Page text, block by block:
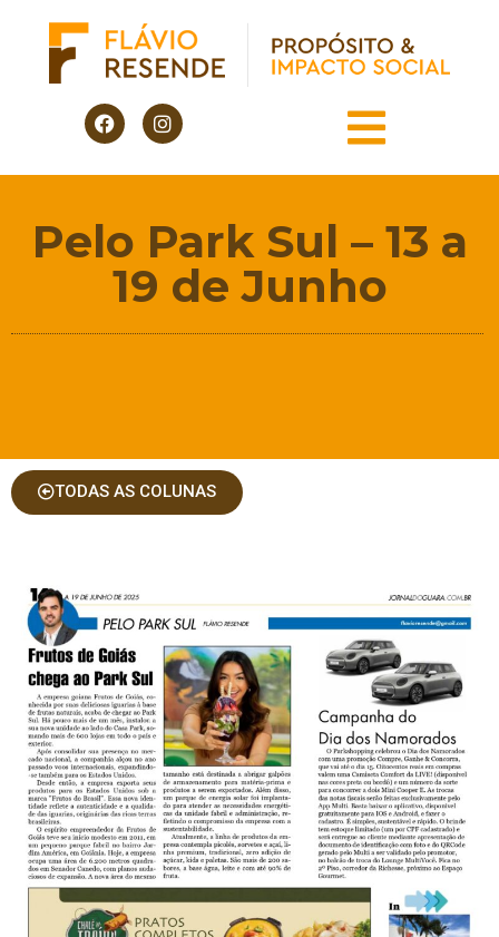
Pelo Park Sul – 13 a
19 de Junho
TODAS AS COLUNAS